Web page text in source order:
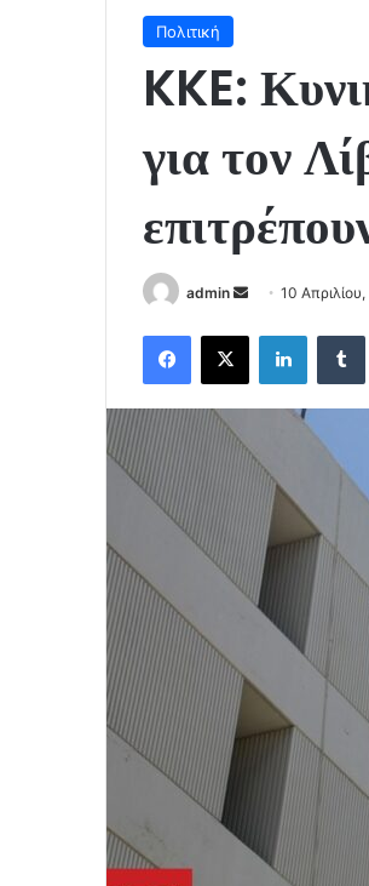
Πολιτική
KKE:
για τον
admin
Send
email
10
Facebook
X LinkedIn